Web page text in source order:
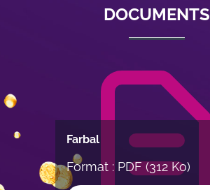
DOCUMENTS
Farbal
Format : PDF (312 Ko)